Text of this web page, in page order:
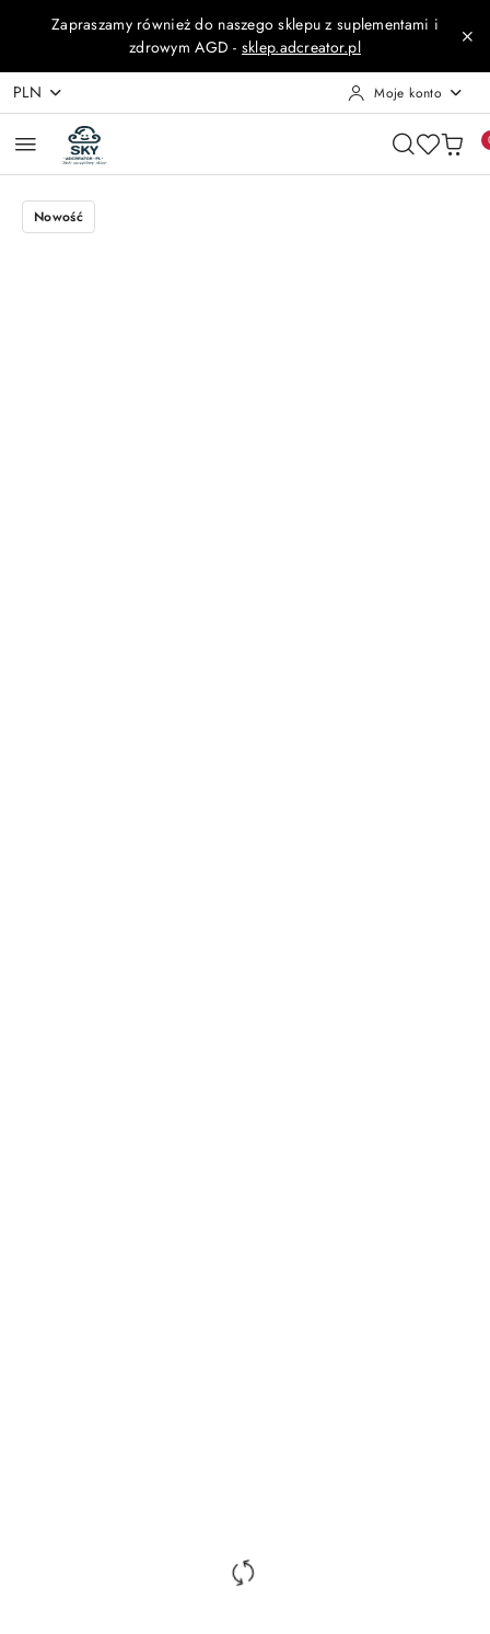
Przejdź do treści głównej
Przejdź do wyszukiwarki
Przejdź do moje konto
Przejdź do menu głównego
Przejdź do opisu produktu
Przejdź do stopki
Zapraszamy również do naszego sklepu z suplementami i
zdrowym AGD - sklep.adcreator.pl
PLN Moje konto
Nowość